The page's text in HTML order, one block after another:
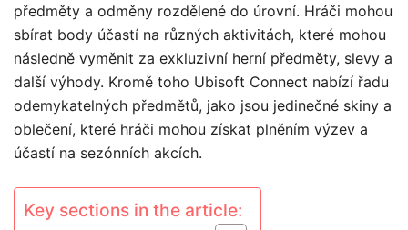
předměty a odměny rozdělené do úrovní. Hráči mohou
sbírat body účastí na různých aktivitách, které mohou
následně vyměnit za exkluzivní herní předměty, slevy a
další výhody. Kromě toho Ubisoft Connect nabízí řadu
odemykatelných předmětů, jako jsou jedinečné skiny a
oblečení, které hráči mohou získat plněním výzev a
účastí na sezónních akcích.
Key sections in the article: